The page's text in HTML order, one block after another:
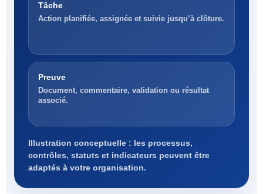
Tâche
Action planifiée, assignée et suivie jusqu’à clôture.
Preuve
Document, commentaire, validation ou résultat
associé.
Illustration conceptuelle : les processus,
contrôles, statuts et indicateurs peuvent être
adaptés à votre organisation.